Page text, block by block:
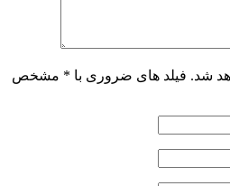
شد. فیلد های ضروری با * مشخص